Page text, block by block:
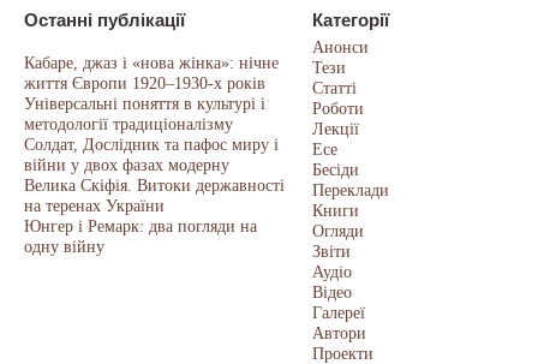
Останні публікації
Кабаре, джаз і «нова жінка»: нічне
життя Європи 1920–1930-х років
Універсальні поняття в культурі і
методології традиціоналізму
Солдат, Дослідник та пафос миру і
війни у двох фазах модерну
Велика Скіфія. Витоки державності
на теренах України
Юнгер і Ремарк: два погляди на
одну війну
Категорії
Анонси
Тези
Статті
Роботи
Лекції
Есе
Бесіди
Переклади
Книги
Огляди
Звіти
Аудіо
Відео
Галереї
Автори
Проекти